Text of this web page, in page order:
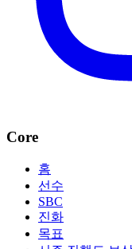
Core
홈
선수
SBC
진화
목표